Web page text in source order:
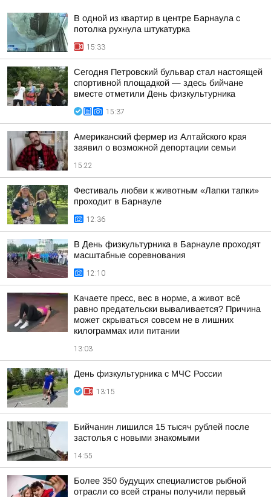
В одной из квартир в центре Барнаула с
потолка рухнула штукатурка
15:33
Сегодня Петровский бульвар стал настоящей
спортивной площадкой — здесь бийчане
вместе отметили День физкультурника
15:37
Американский фермер из Алтайского края
заявил о возможной депортации семьи
15:22
Фестиваль любви к животным «Лапки тапки»
проходит в Барнауле
12:36
В День физкультурника в Барнауле проходят
масштабные соревнования
12:10
Качаете пресс, вес в норме, а живот всё
равно предательски вываливается? Причина
может скрываться совсем не в лишних
килограммах или питании
13:03
День физкультурника с МЧС России
13:15
Бийчанин лишился 15 тысяч рублей после
застолья с новыми знакомыми
14:55
Более 350 будущих специалистов рыбной
отрасли со всей страны получили первый